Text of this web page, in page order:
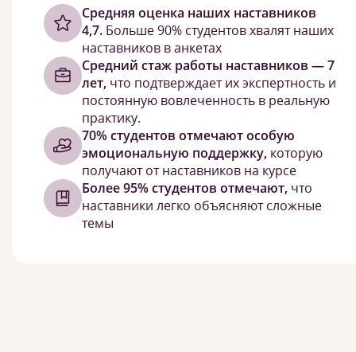
Cредняя оценка наших наставников
4,7. Больше 90% студентов хвалят наших
наставников в анкетах
Средний стаж работы наставников — 7
лет, что подтверждает их экспертность и
постоянную вовлеченность в реальную
практику.
70% студентов отмечают особую
эмоциональную поддержку, которую
получают от наставников на курсе
Более 95% студентов отмечают, что
наставники легко объясняют сложные
темы